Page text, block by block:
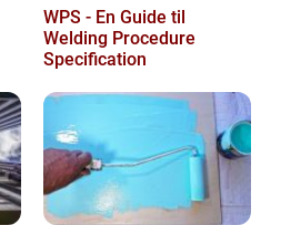
WPS - En Guide til
Welding Procedure
Specification